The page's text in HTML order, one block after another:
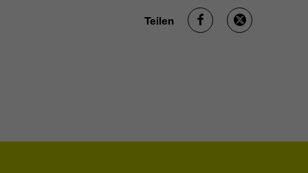
erkannt wird, ob ein Besucher neu oder
wiederkehrend ist.
Teilen